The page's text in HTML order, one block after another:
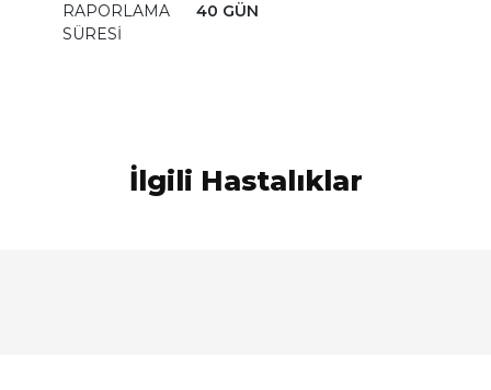
RAPORLAMA
SÜRESİ
40 GÜN
İlgili Hastalıklar